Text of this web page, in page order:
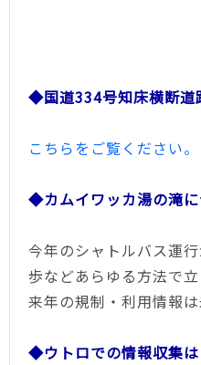
◆国道334号知床横断道
こちらをご覧ください。
◆カムイワッカ湯の滝
今年のシャトルバス運
歩などあらゆる方法で立
来年の規制・利用情報は
◆ウトロでの情報収集は